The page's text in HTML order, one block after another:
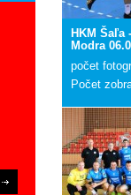
HKM Šaľa
Modra
počet
Počet